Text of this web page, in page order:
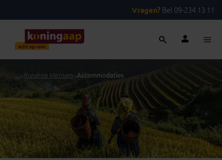
Vragen? Bel 09-234 13 11
...> Rondreis Vietnam>Accommodaties